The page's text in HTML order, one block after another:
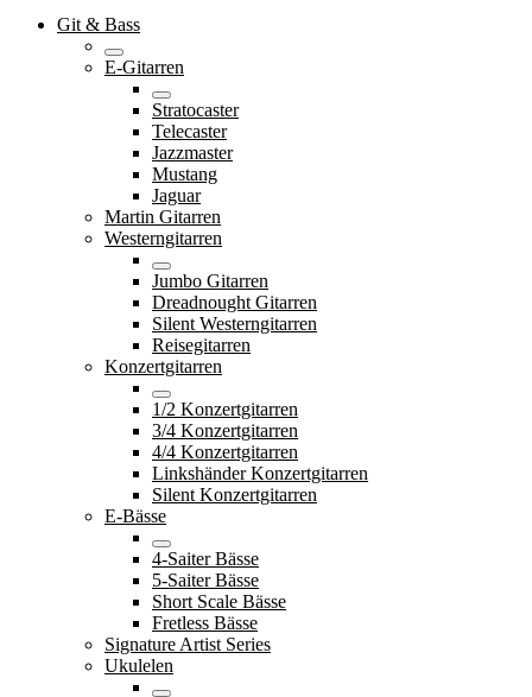
Git & Bass
E-Gitarren
Stratocaster
Telecaster
Jazzmaster
Mustang
Jaguar
Martin Gitarren
Westerngitarren
Jumbo Gitarren
Dreadnought Gitarren
Silent Westerngitarren
Reisegitarren
Konzertgitarren
1/2 Konzertgitarren
3/4 Konzertgitarren
4/4 Konzertgitarren
Linkshänder Konzertgitarren
Silent Konzertgitarren
E-Bässe
4-Saiter Bässe
5-Saiter Bässe
Short Scale Bässe
Fretless Bässe
Signature Artist Series
Ukulelen